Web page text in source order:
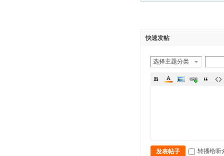
快速发帖
选择主题分类
发表帖子 转播给听